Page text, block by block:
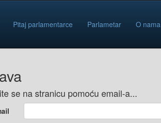
Pitaj parlamentarce Parlametar O nama
se na stranicu pomoću email-a...